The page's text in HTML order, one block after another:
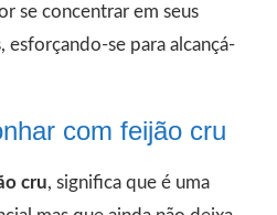
se concentrar em seus
esforçando-se para alcançá-
com feijão cru
cru, significa que é uma